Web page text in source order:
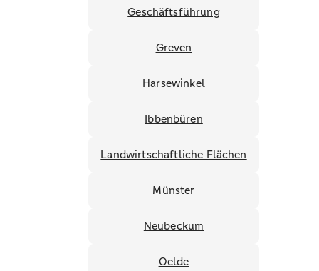
Geschäftsführung
Greven
Harsewinkel
Ibbenbüren
Landwirtschaftliche Flächen
Münster
Neubeckum
Oelde